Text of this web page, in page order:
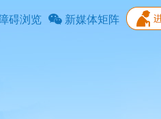
碍浏览 新媒体矩阵